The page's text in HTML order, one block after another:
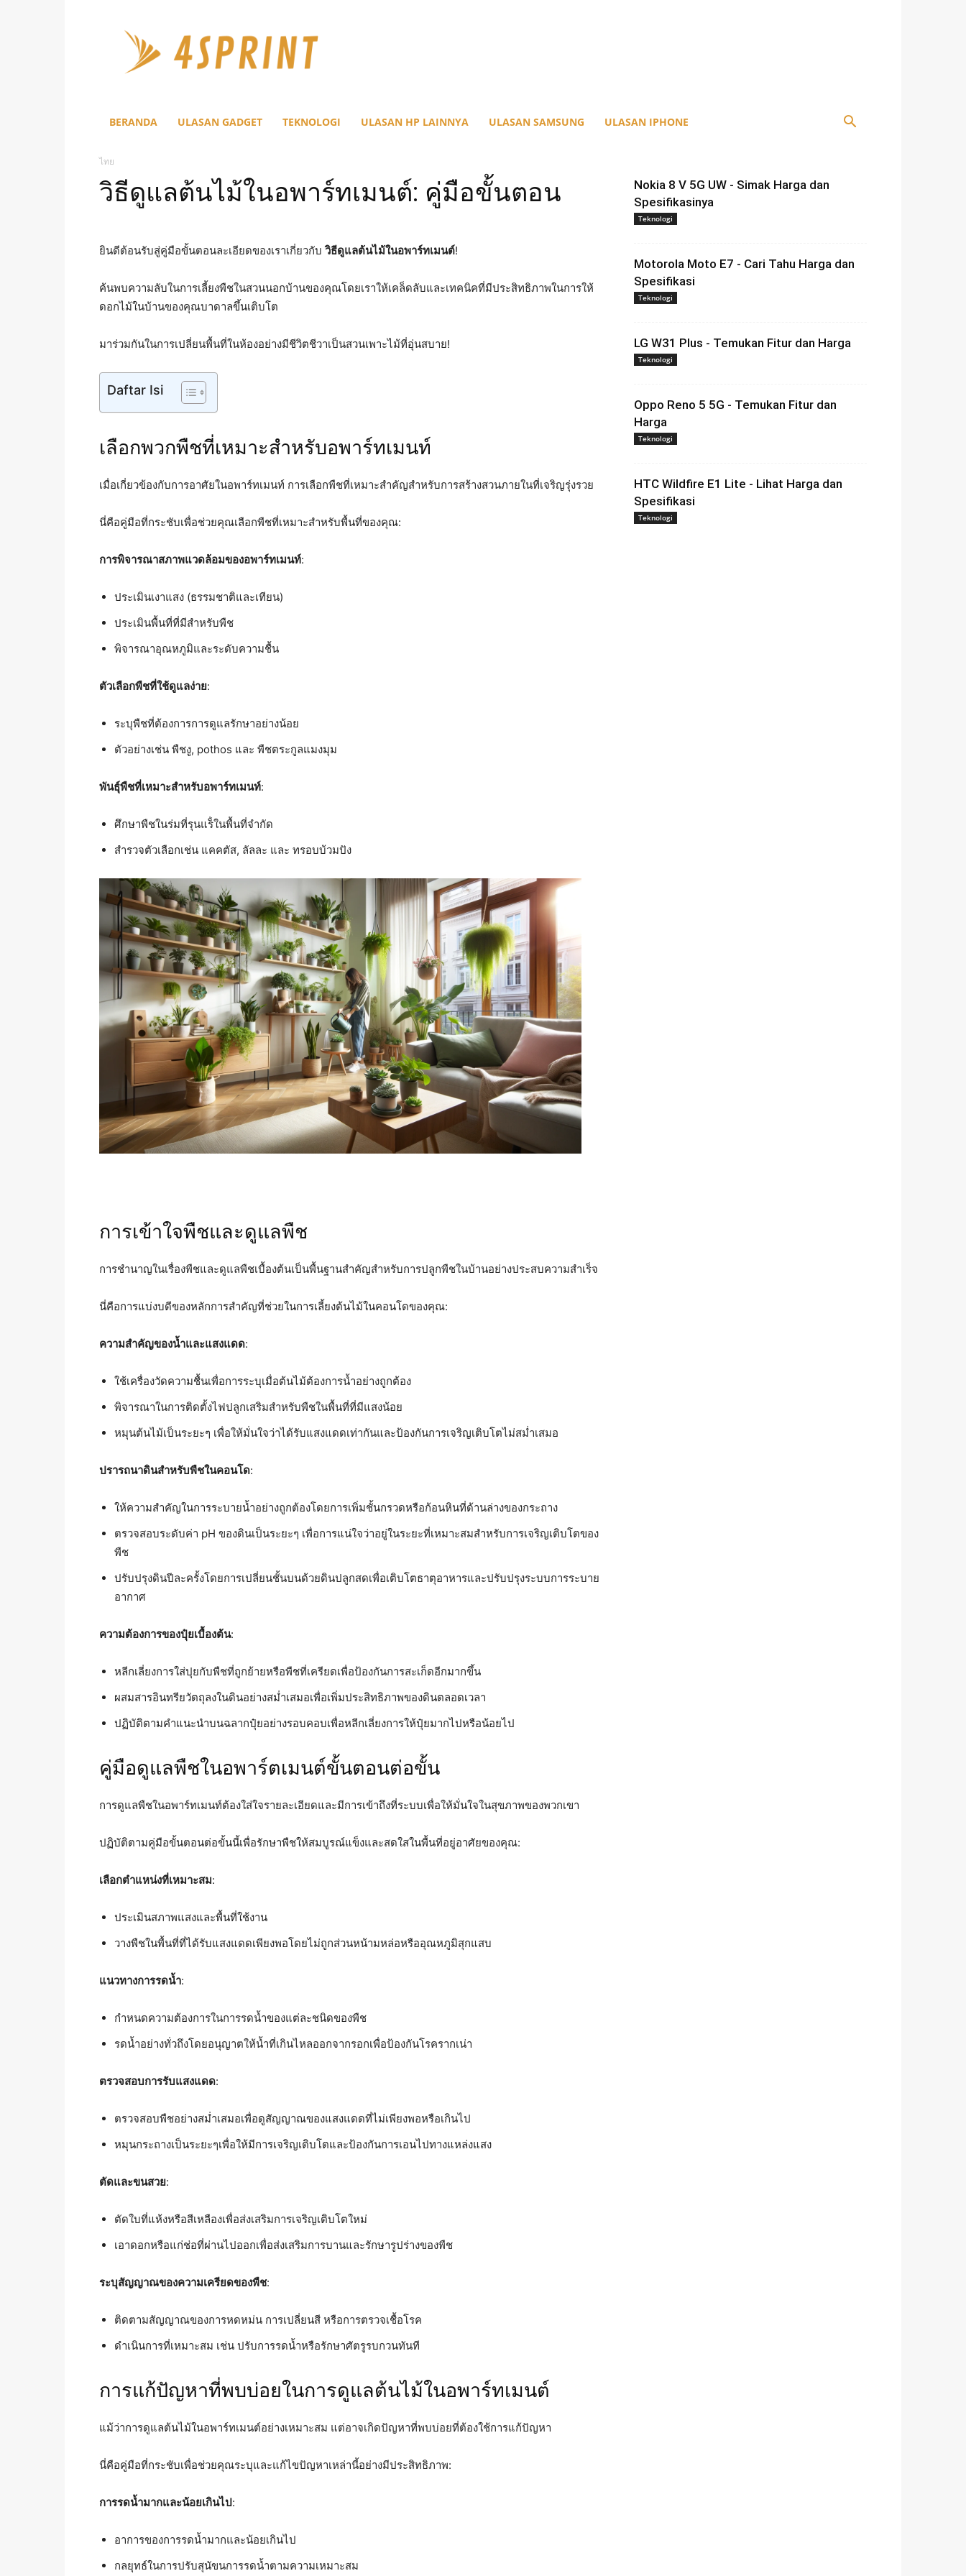
BERANDA ULASAN GADGET TEKNOLOGI ULASAN HP LAINNYA ULASAN SAMSUNG ULASAN IPHONE
ไทย
วิธีดูแลต้นไม้ในอพาร์ทเมนต์: คู่มือขั้นตอน
ยินดีต้อนรับสู่คู่มือขั้นตอนละเอียดของเราเกี่ยวกับวิธีดูแลต้นไม้ในอพาร์ทเมนต์!
ค้นพบความลับในการเลี้ยงพืชในสวนนอกบ้านของคุณโดยเราให้เคล็ดลับและเทคนิคที่มีประสิทธิภาพในการให้
ดอกไม้ในบ้านของคุณบาดาลขึ้นเติบโต
มาร่วมกันในการเปลี่ยนพื้นที่ในห้องอย่างมีชีวิตชีวาเป็นสวนเพาะไม้ที่อุ่นสบาย!
Daftar Isi
เลือกพวกพืชที่เหมาะสำหรับอพาร์ทเมนท์
เมื่อเกี่ยวข้องกับการอาศัยในอพาร์ทเมนท์ การเลือกพืชที่เหมาะสำคัญสำหรับการสร้างสวนภายในที่เจริญรุ่งรวย
นี่คือคู่มือที่กระชับเพื่อช่วยคุณเลือกพืชที่เหมาะสำหรับพื้นที่ของคุณ:
การพิจารณาสภาพแวดล้อมของอพาร์ทเมนท์:
ประเมินเงาแสง (ธรรมชาติและเทียน)
ประเมินพื้นที่ที่มีสำหรับพืช
พิจารณาอุณหภูมิและระดับความชื้น
ตัวเลือกพืชที่ใช้ดูแลง่าย:
ระบุพืชที่ต้องการการดูแลรักษาอย่างน้อย
ตัวอย่างเช่น พืชงู, pothos และ พืชตระกูลแมงมุม
พันธุ์พืชที่เหมาะสำหรับอพาร์ทเมนท์:
ศึกษาพืชในร่มที่รุนแร็่ในพื้นที่จำกัด
สำรวจตัวเลือกเช่น แคคตัส, ลัลละ และ ทรอบบ้วมปัง
การเข้าใจพืชและดูแลพืช
การชำนาญในเรื่องพืชและดูแลพืชเบื้องต้นเป็นพื้นฐานสำคัญสำหรับการปลูกพืชในบ้านอย่างประสบความสำเร็จ
นี่คือการแบ่งบดีของหลักการสำคัญที่ช่วยในการเลี้ยงต้นไม้ในคอนโดของคุณ:
ความสำคัญของน้ำและแสงแดด:
ใช้เครื่องวัดความชื้นเพื่อการระบุเมื่อต้นไม้ต้องการน้ำอย่างถูกต้อง
พิจารณาในการติดตั้งไฟปลูกเสริมสำหรับพืชในพื้นที่ที่มีแสงน้อย
หมุนต้นไม้เป็นระยะๆ เพื่อให้มั่นใจว่าได้รับแสงแดดเท่ากันและป้องกันการเจริญเติบโตไม่สม่ำเสมอ
ปรารถนาดินสำหรับพืชในคอนโด:
ให้ความสำคัญในการระบายน้ำอย่างถูกต้องโดยการเพิ่มชั้นกรวดหรือก้อนหินที่ด้านล่างของกระถาง
ตรวจสอบระดับค่า pH ของดินเป็นระยะๆ เพื่อการแน่ใจว่าอยู่ในระยะที่เหมาะสมสำหรับการเจริญเติบโตของ
พืช
ปรับปรุงดินปีละครั้งโดยการเปลี่ยนชั้นบนด้วยดินปลูกสดเพื่อเติบโตธาตุอาหารและปรับปรุงระบบการระบาย
อากาศ
ความต้องการของปุ๋ยเบื้องต้น:
หลีกเลี่ยงการใส่ปุยกับพืชที่ถูกย้ายหรือพืชที่เครียดเพื่อป้องกันการสะเก็ดอีกมากขึ้น
ผสมสารอินทรียวัตถุลงในดินอย่างสม่ำเสมอเพื่อเพิ่มประสิทธิภาพของดินตลอดเวลา
ปฏิบัติตามคำแนะนำบนฉลากปุ๋ยอย่างรอบคอบเพื่อหลีกเลี่ยงการให้ปุ๋ยมากไปหรือน้อยไป
คู่มือดูแลพืชในอพาร์ตเมนต์ขั้นตอนต่อขั้น
การดูแลพืชในอพาร์ทเมนท์ต้องใส่ใจรายละเอียดและมีการเข้าถึงที่ระบบเพื่อให้มั่นใจในสุขภาพของพวกเขา
ปฏิบัติตามคู่มือขั้นตอนต่อขั้นนี้เพื่อรักษาพืชให้สมบูรณ์แข็งและสดใสในพื้นที่อยู่อาศัยของคุณ:
เลือกตำแหน่งที่เหมาะสม:
ประเมินสภาพแสงและพื้นที่ใช้งาน
วางพืชในพื้นที่ที่ได้รับแสงแดดเพียงพอโดยไม่ถูกส่วนหน้ามหล่อหรืออุณหภูมิสุกแสบ
แนวทางการรดน้ำ:
กำหนดความต้องการในการรดน้ำของแต่ละชนิดของพืช
รดน้ำอย่างทั่วถึงโดยอนุญาตให้น้ำที่เกินไหลออกจากรอกเพื่อป้องกันโรครากเน่า
ตรวจสอบการรับแสงแดด:
ตรวจสอบพืชอย่างสม่ำเสมอเพื่อดูสัญญาณของแสงแดดที่ไม่เพียงพอหรือเกินไป
หมุนกระถางเป็นระยะๆเพื่อให้มีการเจริญเติบโตและป้องกันการเอนไปทางแหล่งแสง
ตัดและขนสวย:
ตัดใบที่แห้งหรือสีเหลืองเพื่อส่งเสริมการเจริญเติบโตใหม่
เอาดอกหรือแก่ช่อที่ผ่านไปออกเพื่อส่งเสริมการบานและรักษารูปร่างของพืช
ระบุสัญญาณของความเครียดของพืช:
ติดตามสัญญาณของการหดหม่น การเปลี่ยนสี หรือการตรวจเชื้อโรค
ดำเนินการที่เหมาะสม เช่น ปรับการรดน้ำหรือรักษาศัตรูรบกวนทันที
การแก้ปัญหาที่พบบ่อยในการดูแลต้นไม้ในอพาร์ทเมนต์
แม้ว่าการดูแลต้นไม้ในอพาร์ทเมนต์อย่างเหมาะสม แต่อาจเกิดปัญหาที่พบบ่อยที่ต้องใช้การแก้ปัญหา
นี่คือคู่มือที่กระชับเพื่อช่วยคุณระบุและแก้ไขปัญหาเหล่านี้อย่างมีประสิทธิภาพ:
การรดน้ำมากและน้อยเกินไป:
อาการของการรดน้ำมากและน้อยเกินไป
กลยุทธ์ในการปรับสุนัขนการรดน้ำตามความเหมาะสม
Nokia 8 V 5G UW - Simak Harga dan
Spesifikasinya
Teknologi
Motorola Moto E7 - Cari Tahu Harga dan
Spesifikasi
Teknologi
LG W31 Plus - Temukan Fitur dan Harga
Teknologi
Oppo Reno 5 5G - Temukan Fitur dan
Harga
Teknologi
HTC Wildfire E1 Lite - Lihat Harga dan
Spesifikasi
Teknologi